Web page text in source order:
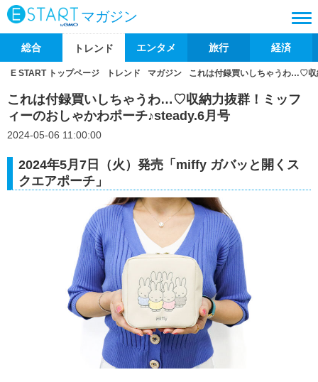
マガジン
総合 トレンド エンタメ 旅行 経済
E START トップページ トレンド マガジン これは付録買いしちゃうわ…♡収
これは付録買いしちゃうわ…♡収納力抜群！ミッフ
ィーのおしゃかわポーチ♪steady.6月号
2024-05-06 11:00:00
2024年5月7日（火）発売「miffy ガバッと開くス
クエアポーチ」